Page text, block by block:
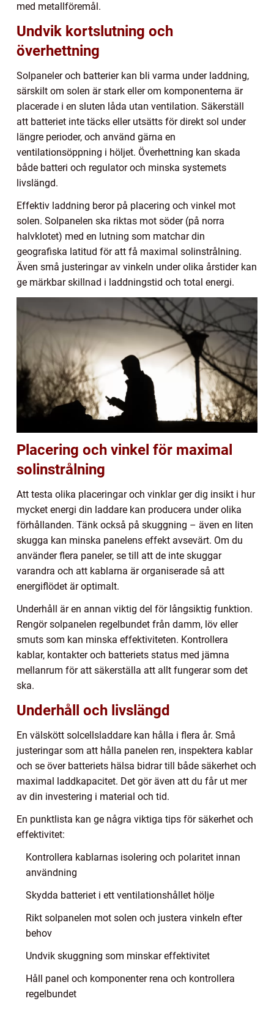
med metallföremål.
Undvik kortslutning och
överhettning
Solpaneler och batterier kan bli varma under laddning,
särskilt om solen är stark eller om komponenterna är
placerade i en sluten låda utan ventilation. Säkerställ
att batteriet inte täcks eller utsätts för direkt sol under
längre perioder, och använd gärna en
ventilationsöppning i höljet. Överhettning kan skada
både batteri och regulator och minska systemets
livslängd.
Effektiv laddning beror på placering och vinkel mot
solen. Solpanelen ska riktas mot söder (på norra
halvklotet) med en lutning som matchar din
geografiska latitud för att få maximal solinstrålning.
Även små justeringar av vinkeln under olika årstider kan
ge märkbar skillnad i laddningstid och total energi.
Placering och vinkel för maximal
solinstrålning
Att testa olika placeringar och vinklar ger dig insikt i hur
mycket energi din laddare kan producera under olika
förhållanden. Tänk också på skuggning – även en liten
skugga kan minska panelens effekt avsevärt. Om du
använder flera paneler, se till att de inte skuggar
varandra och att kablarna är organiserade så att
energiflödet är optimalt.
Underhåll är en annan viktig del för långsiktig funktion.
Rengör solpanelen regelbundet från damm, löv eller
smuts som kan minska effektiviteten. Kontrollera
kablar, kontakter och batteriets status med jämna
mellanrum för att säkerställa att allt fungerar som det
ska.
Underhåll och livslängd
En välskött solcellsladdare kan hålla i flera år. Små
justeringar som att hålla panelen ren, inspektera kablar
och se över batteriets hälsa bidrar till både säkerhet och
maximal laddkapacitet. Det gör även att du får ut mer
av din investering i material och tid.
En punktlista kan ge några viktiga tips för säkerhet och
effektivitet:
Kontrollera kablarnas isolering och polaritet innan
användning
Skydda batteriet i ett ventilationshållet hölje
Rikt solpanelen mot solen och justera vinkeln efter
behov
Undvik skuggning som minskar effektivitet
Håll panel och komponenter rena och kontrollera
regelbundet